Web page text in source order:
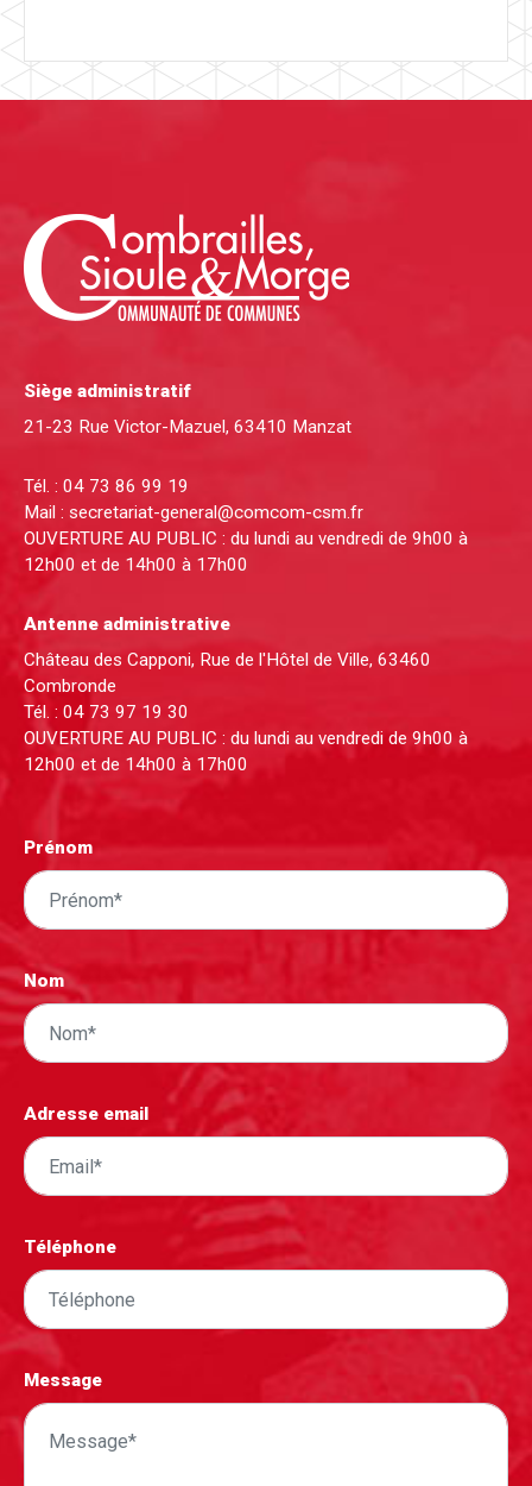
Siège administratif
21-23 Rue Victor-Mazuel, 63410 Manzat
Tél. : 04 73 86 99 19
Mail : secretariat-general@comcom-csm.fr
OUVERTURE AU PUBLIC : du lundi au vendredi de 9h00 à
12h00 et de 14h00 à 17h00
Antenne administrative
Château des Capponi, Rue de l'Hôtel de Ville, 63460
Combronde
Tél. : 04 73 97 19 30
OUVERTURE AU PUBLIC : du lundi au vendredi de 9h00 à
12h00 et de 14h00 à 17h00
Prénom
Nom
Adresse email
Téléphone
Message